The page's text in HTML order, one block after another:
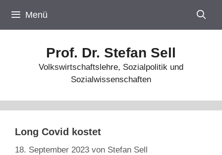
Inhalt
springen
Menü
Prof. Dr. Stefan Sell
Volkswirtschaftslehre, Sozialpolitik und
Sozialwissenschaften
Long Covid kostet
18. September 2023 von Stefan Sell